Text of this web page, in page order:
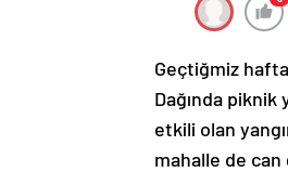
Geçtiğmiz
Dağında
etkili olan
mahalle de can